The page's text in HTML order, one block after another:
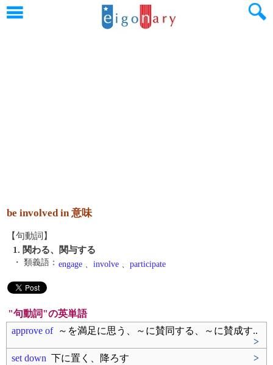
be involved in 意味
【句動詞】
1. 関わる、関与する
・ 類義語： engage 、 involve 、 participate
"句動詞"の英単語
approve of～を満足に思う、～に賛同する、～に賛成す..
>
set down 下に置く、降ろす
>